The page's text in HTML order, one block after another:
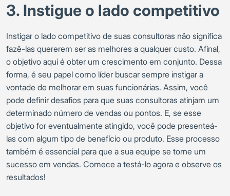
3. Instigue o lado competitivo
Instigar o lado competitivo de suas consultoras não significa
fazê-las quererem ser as melhores a qualquer custo. Afinal,
o objetivo aqui é obter um crescimento em conjunto. Dessa
forma, é seu papel como líder buscar sempre instigar a
vontade de melhorar em suas funcionárias. Assim, você
pode definir desafios para que suas consultoras atinjam um
determinado número de vendas ou pontos. E, se esse
objetivo for eventualmente atingido, você pode presenteá-
las com algum tipo de benefício ou produto. Esse processo
também é essencial para que a sua equipe se torne um
sucesso em vendas. Comece a testá-lo agora e observe os
resultados!